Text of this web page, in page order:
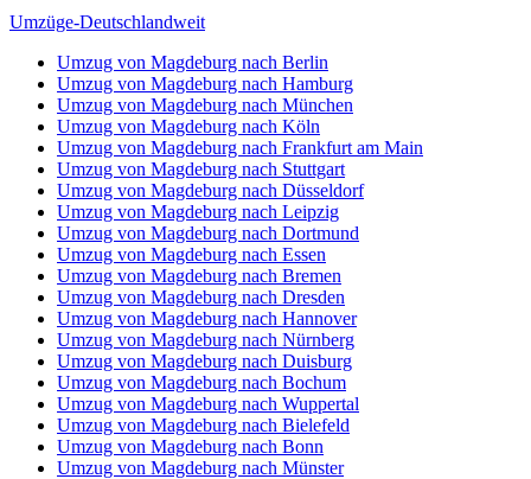
Umzüge-Deutschlandweit
Umzug von Magdeburg nach Berlin
Umzug von Magdeburg nach Hamburg
Umzug von Magdeburg nach München
Umzug von Magdeburg nach Köln
Umzug von Magdeburg nach Frankfurt am Main
Umzug von Magdeburg nach Stuttgart
Umzug von Magdeburg nach Düsseldorf
Umzug von Magdeburg nach Leipzig
Umzug von Magdeburg nach Dortmund
Umzug von Magdeburg nach Essen
Umzug von Magdeburg nach Bremen
Umzug von Magdeburg nach Dresden
Umzug von Magdeburg nach Hannover
Umzug von Magdeburg nach Nürnberg
Umzug von Magdeburg nach Duisburg
Umzug von Magdeburg nach Bochum
Umzug von Magdeburg nach Wuppertal
Umzug von Magdeburg nach Bielefeld
Umzug von Magdeburg nach Bonn
Umzug von Magdeburg nach Münster